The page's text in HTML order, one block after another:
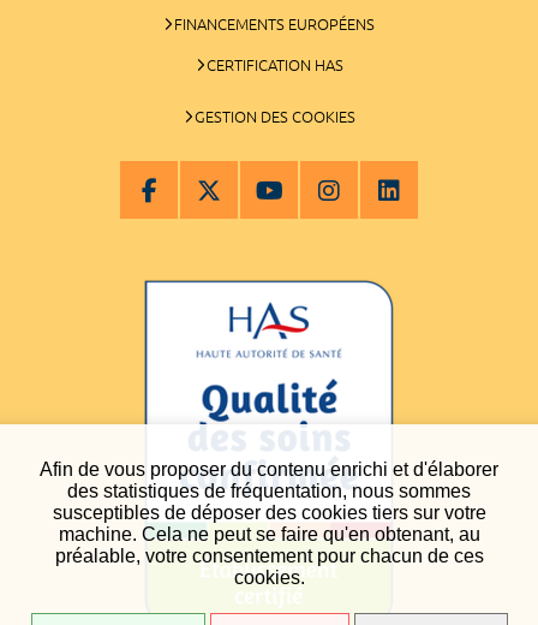
Afin de vous proposer du contenu enrichi et d'élaborer
des statistiques de fréquentation, nous sommes
susceptibles de déposer des cookies tiers sur votre
machine. Cela ne peut se faire qu'en obtenant, au
préalable, votre consentement pour chacun de ces
cookies.
FINANCEMENTS EUROPÉENS
CERTIFICATION HAS
GESTION DES COOKIES